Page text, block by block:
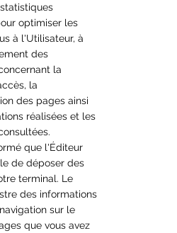
optimiser les
à l'Utilisateur, à
des
la
la
des pages ainsi
réalisées et les
que l'Éditeur
de déposer des
terminal. Le
des informations
sur le
que vous avez